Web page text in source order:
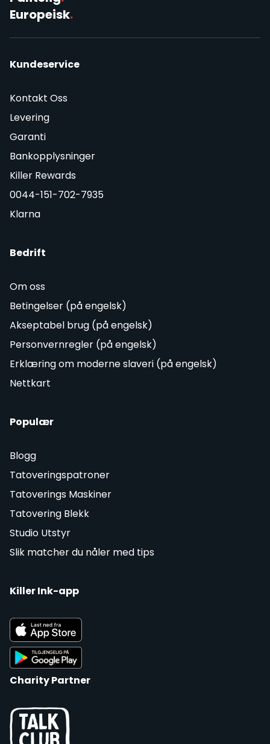
Europeisk.
Kundeservice
Kontakt Oss
Levering
Garanti
Bankopplysninger
Killer Rewards
0044-151-702-7935
Klarna
Bedrift
Om oss
Betingelser (på engelsk)
Akseptabel brug (på engelsk)
Personvernregler (på engelsk)
Erklæring om moderne slaveri (på engelsk)
Nettkart
Populær
Blogg
Tatoveringspatroner
Tatoverings Maskiner
Tatovering Blekk
Studio Utstyr
Slik matcher du nåler med tips
Killer Ink-app
Charity Partner